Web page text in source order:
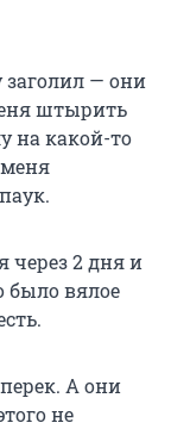
— они
штырить
на какой-то
через 2 дня и
было вялое
А они
не